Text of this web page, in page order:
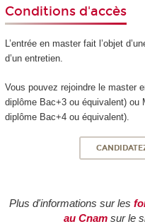
Conditions d'accès
L’entrée en master fait l’objet
d’un entretien.
Vous pouvez rejoindre le master
diplôme Bac+3 ou équivalent) ou
diplôme Bac+4 ou équivalent).
Plus d'informations sur les
au Cnamsur le